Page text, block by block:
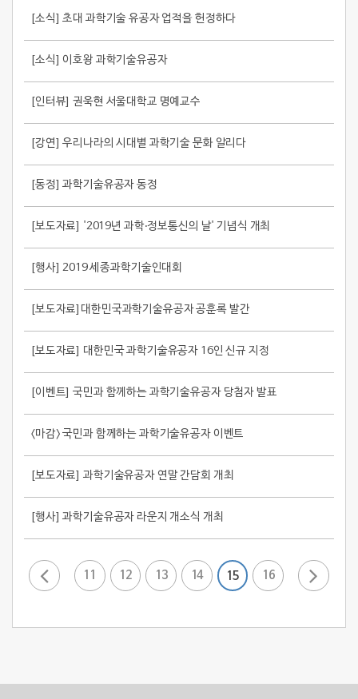
[소식] 초대 과학기술 유공자 업적을 헌정하다
[소식] 이호왕 과학기술유공자
[인터뷰] 권욱현 서울대학교 명예교수
[강연] 우리나라의 시대별 과학기술 문화 알리다
[동정] 과학기술유공자 동정
[보도자료] '2019년 과학‧정보통신의 날' 기념식 개최
[행사] 2019 세종과학기술인대회
[보도자료]대한민국과학기술유공자 공훈록 발간
[보도자료] 대한민국 과학기술유공자 16인 신규 지정
[이벤트] 국민과 함께하는 과학기술유공자 당첨자 발표
<마감> 국민과 함께하는 과학기술유공자 이벤트
[보도자료] 과학기술유공자 연말 간담회 개최
[행사] 과학기술유공자 라운지 개소식 개최
11 12 13 14 15 16